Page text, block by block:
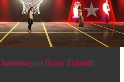
Oscar Schmidt